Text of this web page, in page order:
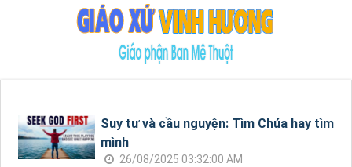
Suy tư và cầu nguyện: Tìm Chúa hay tìm
mình
26/08/2025 03:32:00 AM